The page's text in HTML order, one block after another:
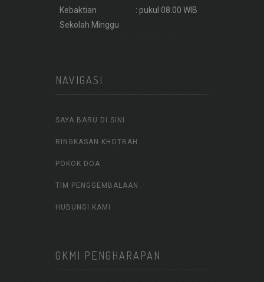
Kebaktian
Sekolah Minggu
: pukul 08.00 WIB
NAVIGASI
SAYA BARU DI SINI
RINGKASAN KHOTBAH
POKOK DOA
TIM PENGGEMBALAAN
HUBUNGI KAMI
GKMI PENGHARAPAN